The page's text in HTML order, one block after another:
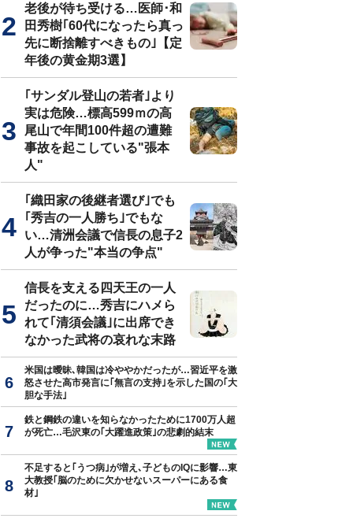
老後が待ち受ける…医師･和
田秀樹｢60代になったら真っ
先に断捨離すべきもの｣【定
年後の黄金期3選】
｢サンダル登山の若者｣より
実は危険…標高599ｍの高
尾山で年間100件超の遭難
事故を起こしている"張本
人"
｢織田家の後継者選び｣でも
｢秀吉の一人勝ち｣でもな
い…清洲会議で信長の息子2
人が争った"本当の争点"
信長を支える四天王の一人
だったのに…秀吉にハメら
れて｢清須会議｣に出席でき
なかった武将の哀れな末路
米国は曖昧､韓国は冷ややかだったが…習近平を激
怒させた高市発言に｢無言の支持｣を示した国の｢大
胆な手法｣
鉄と鋼鉄の違いを知らなかったために1700万人超
が死亡…毛沢東の｢大躍進政策｣の悲劇的結末
不足すると｢うつ病｣が増え､子どものIQに影響…東
大教授｢脳のために欠かせないスーパーにある食
材｣